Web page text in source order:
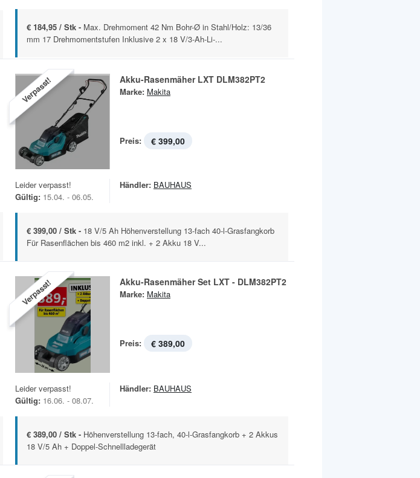
€ 184,95 / Stk - Max. Drehmoment 42 Nm Bohr-Ø in Stahl/Holz: 13/36
mm 17 Drehmomentstufen Inklusive 2 x 18 V/3-Ah-Li-...
Verpasst! Akku-Rasenmäher LXT DLM382PT2
Marke: Makita
Preis: € 399,00
Leider verpasst!
Gültig: 15.04. - 06.05.
Händler: BAUHAUS
€ 399,00 / Stk - 18 V/5 Ah Höhenverstellung 13-fach 40-l-Grasfangkorb
Für Rasenflächen bis 460 m2 inkl. + 2 Akku 18 V...
Verpasst! Akku-Rasenmäher Set LXT - DLM382PT2
Marke: Makita
Preis: € 389,00
Leider verpasst!
Gültig: 16.06. - 08.07.
Händler: BAUHAUS
€ 389,00 / Stk - Höhenverstellung 13-fach, 40-l-Grasfangkorb + 2 Akkus
18 V/5 Ah + Doppel-Schnellladegerät